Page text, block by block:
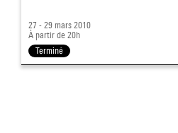
27 - 29 mars 2010
À partir de 20h
Terminé